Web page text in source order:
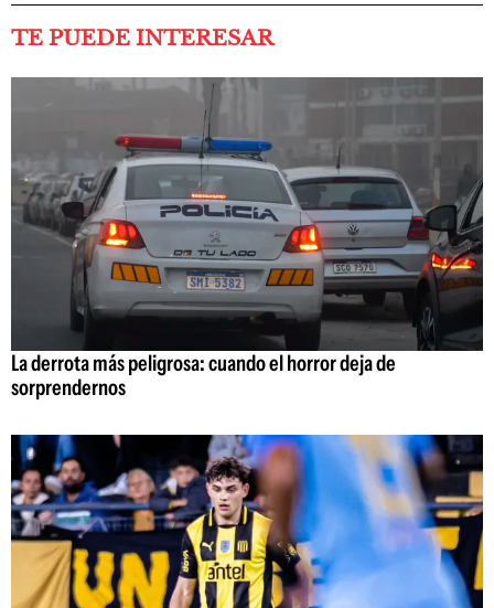
TE PUEDE INTERESAR
La derrota más peligrosa: cuando el horror deja de
sorprendernos